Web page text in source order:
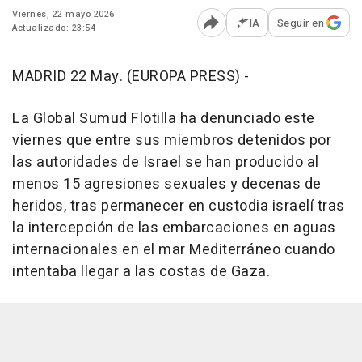
Viernes, 22 mayo 2026
Actualizado: 23:54
Abrir opciones para
IA Seguir en
MADRID 22 May. (EUROPA PRESS) -
La Global Sumud Flotilla ha denunciado este
viernes que entre sus miembros detenidos por
las autoridades de Israel se han producido al
menos 15 agresiones sexuales y decenas de
heridos, tras permanecer en custodia israelí tras
la intercepción de las embarcaciones en aguas
internacionales en el mar Mediterráneo cuando
intentaba llegar a las costas de Gaza.